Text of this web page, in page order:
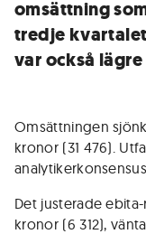
omsättning
tredje
var också
Omsättningen
kronor (31 476).
Det justerade
kronor (6 312),